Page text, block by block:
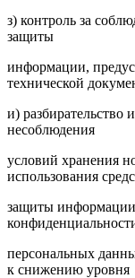
з) контроль за
защиты
информации,
технической
и) разбирательство
несоблюдения
условий хранения
использования
защиты
персональных
к снижению уровня